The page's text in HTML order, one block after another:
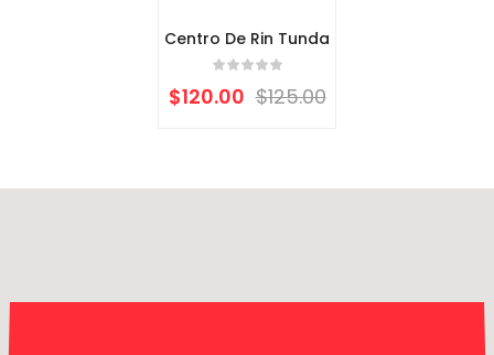
Centro De Rin Tunda
$125.00
$120.00